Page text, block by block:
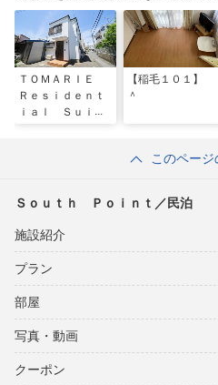
ＴＯＭＡＲＩＥ
Ｒｅｓｉｄｅｎｔ
ｉａｌ Ｓｕｉｔ
【稲毛１０１】
＾
このペー
Ｓｏｕｔｈ Ｐｏｉｎｔ／民泊
施設紹介
プラン
部屋
写真・動画
クーポン